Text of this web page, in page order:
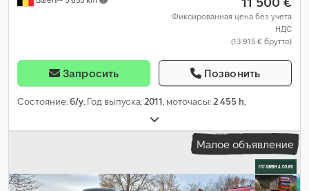
Фиксированная цена без учета
НДС
(13 915 € брутто)
Запросить Позвонить
Состояние:б/у, Год выпуска: 2011, моточасы: 2 455 h,
Малое объявление